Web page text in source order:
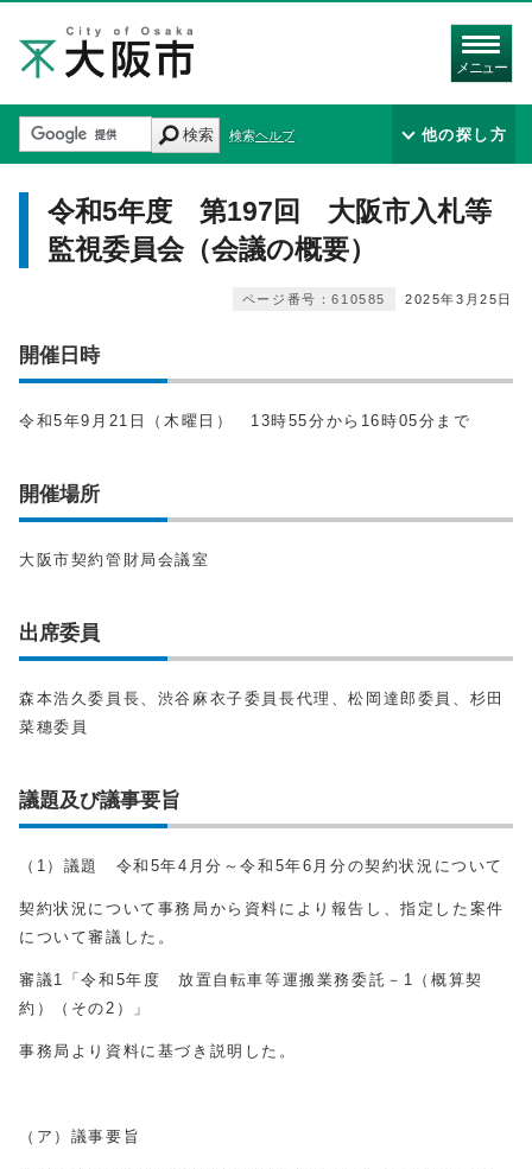
メニュー
検索 検索ヘルプ 他の探し方
令和5年度 第197回 大阪市入札等
監視委員会（会議の概要）
2025年3月25日
ページ番号：610585
開催日時
令和5年9月21日（木曜日） 13時55分から16時05分まで
開催場所
大阪市契約管財局会議室
出席委員
森本浩久委員長、渋谷麻衣子委員長代理、松岡達郎委員、杉田
菜穗委員
議題及び議事要旨
（1）議題 令和5年4月分～令和5年6月分の契約状況について
契約状況について事務局から資料により報告し、指定した案件
について審議した。
審議1「令和5年度 放置自転車等運搬業務委託－1（概算契
約）（その2）」
事務局より資料に基づき説明した。
（ア）議事要旨